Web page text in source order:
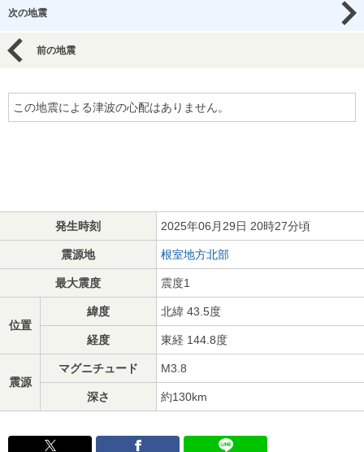
次の地震
前の地震
この地震による津波の心配はありません。
発生時刻 2025年06月29日 20時27分頃
震源地 根室地方北部
最大震度 震度1
位置
緯度 北緯 43.5度
経度 東経 144.8度
震源
マグニチュード M3.8
深さ 約130km